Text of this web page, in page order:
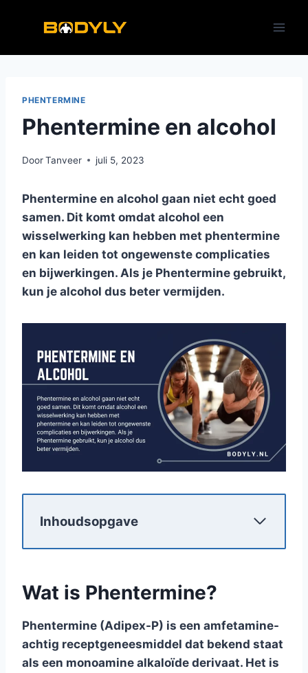
PHENTERMINE
Phentermine en alcohol
DoorTanveer juli 5, 2023
Phentermine en alcohol gaan niet echt goed
samen. Dit komt omdat alcohol een
wisselwerking kan hebben met phentermine
en kan leiden tot ongewenste complicaties
en bijwerkingen. Als je Phentermine gebruikt,
kun je alcohol dus beter vermijden.
Inhoudsopgave
Wat is Phentermine?
Phentermine (Adipex-P) is een amfetamine-
achtig receptgeneesmiddel dat bekend staat
als een monoamine alkaloïde derivaat. Het is